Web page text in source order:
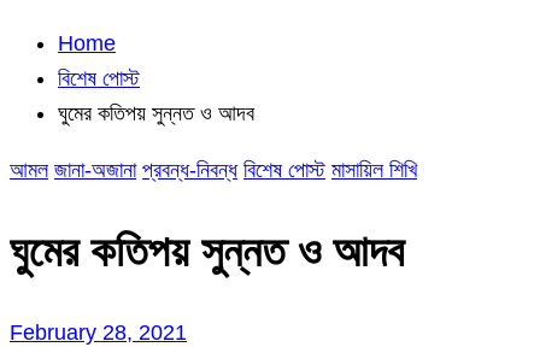
Home
বিশেষ পোস্ট
ঘুমের কতিপয় সুন্নত ও আদব
আমল জানা-অজানা প্রবন্ধ-নিবন্ধ বিশেষ পোস্ট মাসায়িল শিখি
ঘুমের কতিপয় সুন্নত ও আদব
February 28, 2021